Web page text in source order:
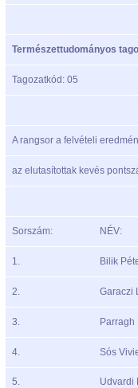
Természettudományos
Tagozatkód: 05
A rangsor a felvételi
az elutasítottak kevés
Sorszám: NÉV:
1. Bilik
2. Garaczi
3. Parragh
4. Sós
5. Udvardi